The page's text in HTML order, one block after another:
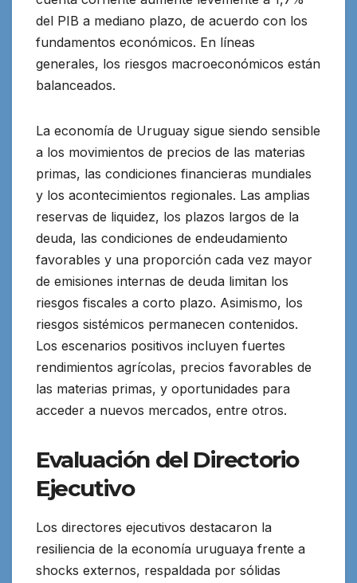
del PIB a mediano plazo, de acuerdo con los
fundamentos económicos. En líneas
generales, los riesgos macroeconómicos están
balanceados.
La economía de Uruguay sigue siendo sensible
a los movimientos de precios de las materias
primas, las condiciones financieras mundiales
y los acontecimientos regionales. Las amplias
reservas de liquidez, los plazos largos de la
deuda, las condiciones de endeudamiento
favorables y una proporción cada vez mayor
de emisiones internas de deuda limitan los
riesgos fiscales a corto plazo. Asimismo, los
riesgos sistémicos permanecen contenidos.
Los escenarios positivos incluyen fuertes
rendimientos agrícolas, precios favorables de
las materias primas, y oportunidades para
acceder a nuevos mercados, entre otros.
Evaluación del Directorio
Ejecutivo
Los directores ejecutivos destacaron la
resiliencia de la economía uruguaya frente a
shocks externos, respaldada por sólidas